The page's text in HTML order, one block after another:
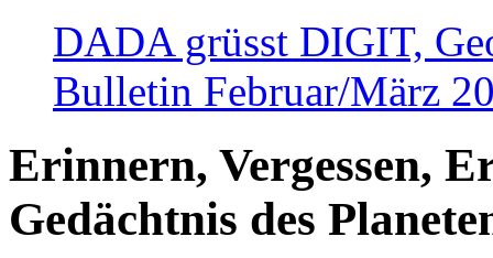
DADA grüsst DIGIT,
Bulletin Februar/März
Erinnern, Vergessen,
Gedächtnis des